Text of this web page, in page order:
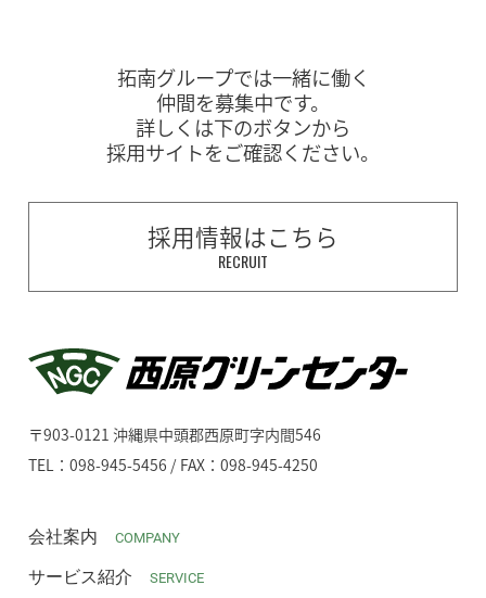
拓南グループでは一緒に働く
仲間を募集中です。
詳しくは下のボタンから
採用サイトをご確認ください。
採用情報はこちら
RECRUIT
〒903-0121 沖縄県中頭郡西原町字内間546
TEL：098-945-5456 / FAX：098-945-4250
会社案内 COMPANY
サービス紹介 SERVICE